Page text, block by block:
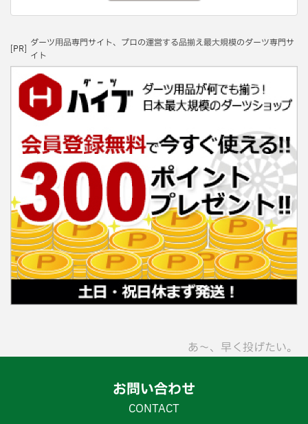
[PR]
ダーツ用品専門サイト、プロの運営する品揃え最大規模のダーツ専門サ
イト
あ〜、早く投げたい。
お問い合わせ
CONTACT